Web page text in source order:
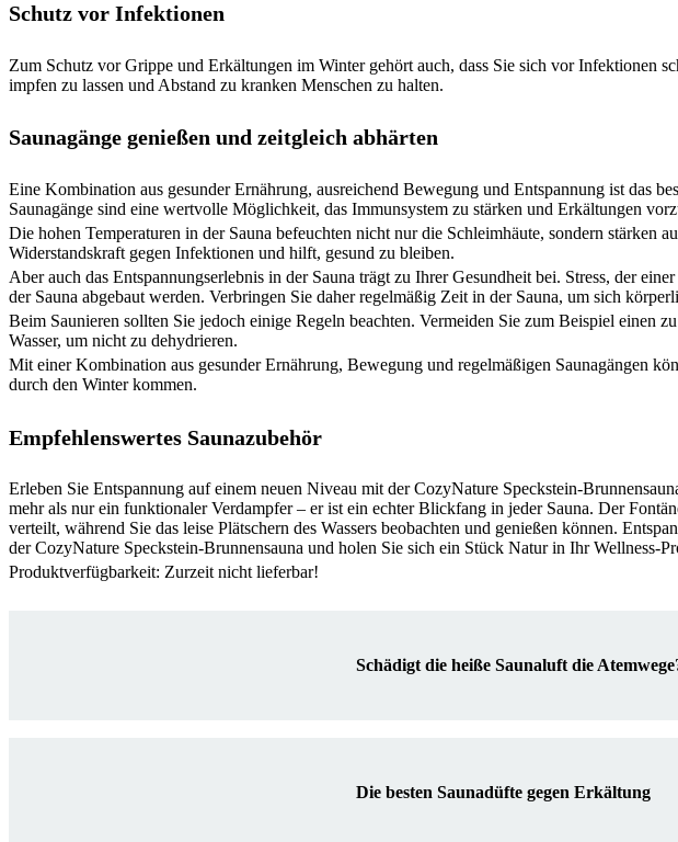
Schutz vor Infektionen
Zum Schutz vor Grippe und Erkältungen im Winter gehört auch, dass Sie sich vor Infektionen
impfen zu lassen und Abstand zu kranken Menschen zu halten.
Saunagänge genießen und zeitgleich abhärten
Eine Kombination aus gesunder Ernährung, ausreichend Bewegung und Entspannung ist das
Saunagänge sind eine wertvolle Möglichkeit, das Immunsystem zu stärken und Erkältungen
Die hohen Temperaturen in der Sauna befeuchten nicht nur die Schleimhäute, sondern stärken
Widerstandskraft gegen Infektionen und hilft, gesund zu bleiben.
Aber auch das Entspannungserlebnis in der Sauna trägt zu Ihrer Gesundheit bei. Stress, der
der Sauna abgebaut werden. Verbringen Sie daher regelmäßig Zeit in der Sauna, um sich
Beim Saunieren sollten Sie jedoch einige Regeln beachten. Vermeiden Sie zum Beispiel einen
Wasser, um nicht zu dehydrieren.
Mit einer Kombination aus gesunder Ernährung, Bewegung und regelmäßigen Saunagängen
durch den Winter kommen.
Empfehlenswertes Saunazubehör
Erleben Sie Entspannung auf einem neuen Niveau mit der CozyNature Speckstein-
mehr als nur ein funktionaler Verdampfer – er ist ein echter Blickfang in jeder Sauna. Der
verteilt, während Sie das leise Plätschern des Wassers beobachten und genießen können.
der CozyNature Speckstein-Brunnensauna und holen Sie sich ein Stück Natur in Ihr Wellness-
Produktverfügbarkeit: Zurzeit nicht lieferbar!
Schädigt die heiße Saunaluft die
Die besten Saunadüfte gegen Erkältung